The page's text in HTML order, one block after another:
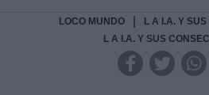
LOCO MUNDO L A I.A. Y
L A I.A. Y SUS